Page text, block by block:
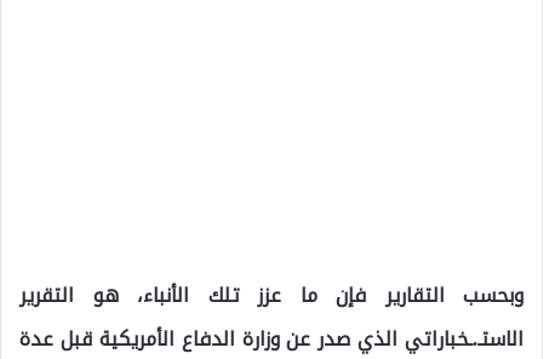
وبحسب التقارير فإن ما عزز تلك الأنباء، هو التقرير
الاستـ.ـخباراتي الذي صدر عن وزارة الدفاع الأمريكية قبل عدة